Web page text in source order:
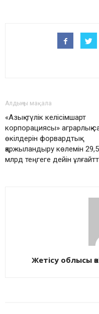
Алдыңғы мақала
«Азық-түлік келісімшарт
корпорациясы» аграрлық
өкілдерін форвардтық
қаржыландыру көлемін 29,5
млрд теңгеге дейін
Жетісу облысы